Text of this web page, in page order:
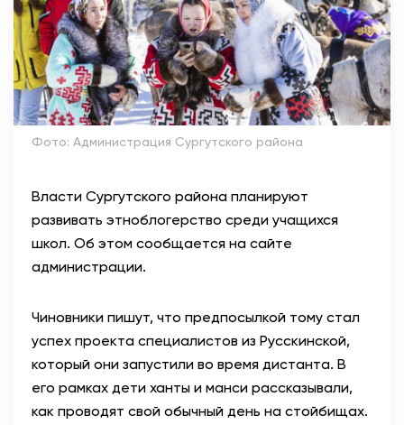
АНТИТЕРРОР
НОВОСТИ
ОФИЦИАЛЬНО
82,17 94,84
Фото: Администрация Сургутского района
Власти Сургутского района планируют
развивать этноблогерство среди учащихся
школ. Об этом сообщается на сайте
администрации.
Чиновники пишут, что предпосылкой тому стал
успех проекта специалистов из Русскинской,
который они запустили во время дистанта. В
его рамках дети ханты и манси рассказывали,
как проводят свой обычный день на стойбищах.